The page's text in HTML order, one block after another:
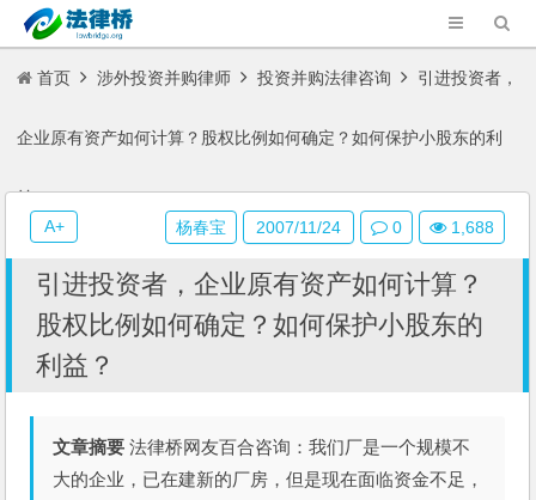
首页 涉外投资并购律师 投资并购法律咨询 引进投资者，
企业原有资产如何计算？股权比例如何确定？如何保护小股东的利
益？
引进投资者，企业原有资产如何计算？
股权比例如何确定？如何保护小股东的
利益？
文章摘要 法律桥网友百合咨询：我们厂是一个规模不
大的企业，已在建新的厂房，但是现在面临资金不足，
杨春宝 2007/11/24 0 1,688
A+